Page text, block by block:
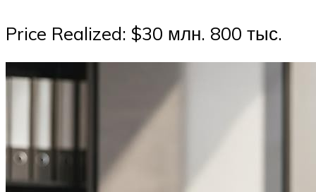
Price Realized: $30 млн. 800 тыс.